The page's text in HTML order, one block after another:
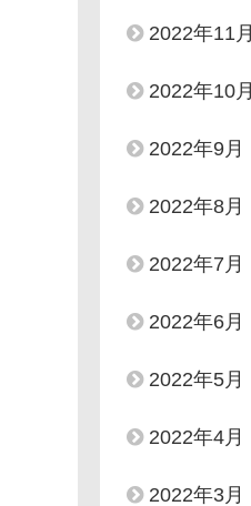
2022年11月
2022年10月
2022年9月
2022年8月
2022年7月
2022年6月
2022年5月
2022年4月
2022年3月